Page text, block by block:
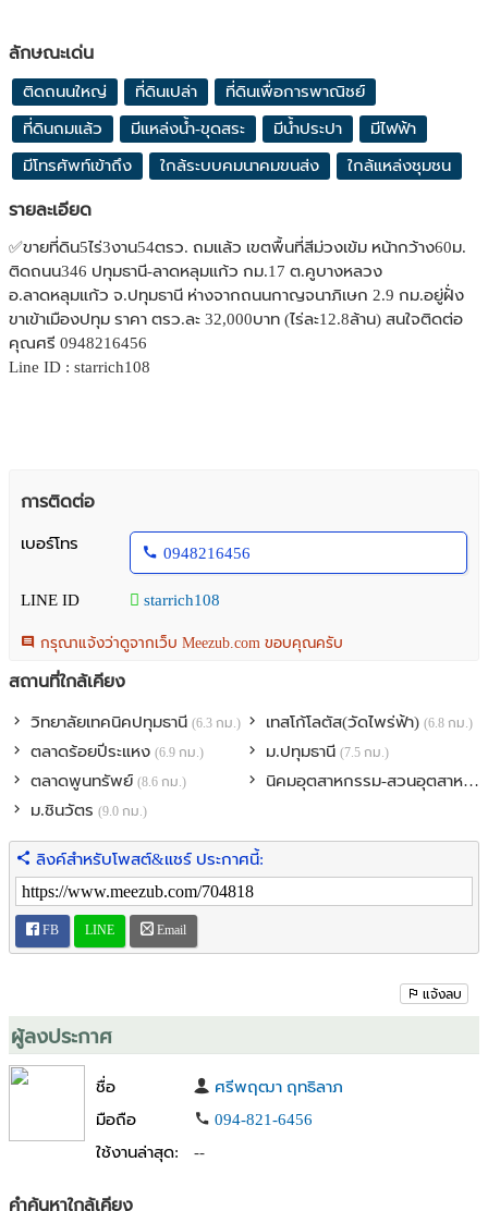
ลักษณะเด่น
ติดถนนใหญ่ ที่ดินเปล่า ที่ดินเพื่อการพาณิชย์
ที่ดินถมแล้ว มีแหล่งน้ำ-ขุดสระ มีน้ำประปา มีไฟฟ้า
มีโทรศัพท์เข้าถึง ใกล้ระบบคมนาคมขนส่ง ใกล้แหล่งชุมชน
รายละเอียด
✅ขายที่ดิน5ไร่3งาน54ตรว. ถมแล้ว เขตพื้นที่สีม่วงเข้ม หน้ากว้าง60ม.
ติดถนน346 ปทุมธานี-ลาดหลุมแก้ว กม.17 ต.คูบางหลวง
อ.ลาดหลุมแก้ว จ.ปทุมธานี ห่างจากถนนกาญจนาภิเษก 2.9 กม.อยู่ฝั่ง
ขาเข้าเมืองปทุม ราคา ตรว.ละ 32,000บาท (ไร่ละ12.8ล้าน) สนใจติดต่อ
คุณศรี 0948216456
Line ID : starrich108
การติดต่อ
เบอร์โทร
0948216456
LINE ID starrich108
กรุณาแจ้งว่าดูจากเว็บ Meezub.com ขอบคุณครับ
สถานที่ใกล้เคียง
วิทยาลัยเทคนิคปทุมธานี (6.3 กม.) เทสโก้โลตัส(วัดไพร่ฟ้า) (6.8 กม.)
ตลาดร้อยปีระแหง (6.9 กม.) ม.ปทุมธานี (7.5 กม.)
ตลาดพูนทรัพย์ (8.6 กม.)
นิคมอุตสาหกรรม-สวนอุตสาหกรรมบางกะดี
ม.ชินวัตร (9.0 กม.)
ลิงค์สำหรับโพสต์&แชร์ ประกาศนี้:
FB LINE Email
แจ้งลบ
ผู้ลงประกาศ
ชื่อ
ศรีพฤฒา ฤทธิลาภ
มือถือ
094-821-6456
ใช้งานล่าสุด:
--
คำค้นหาใกล้เคียง